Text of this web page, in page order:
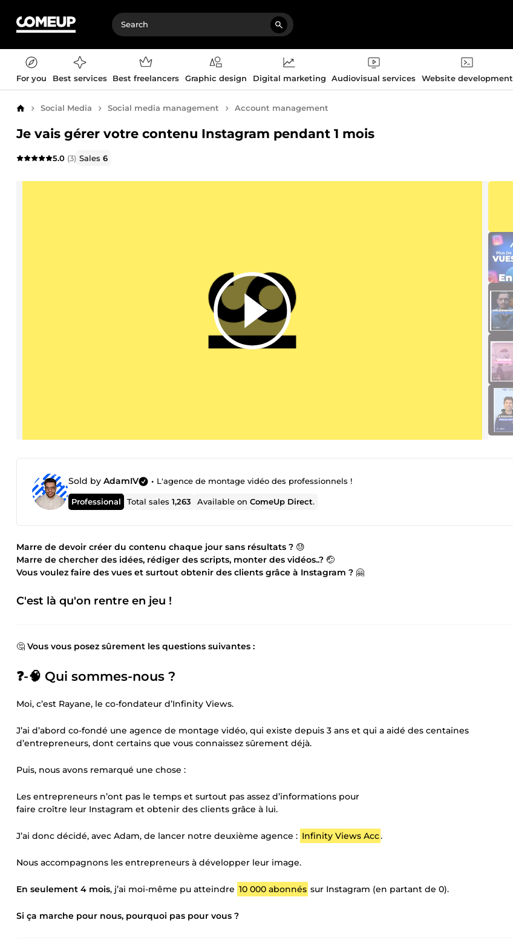
For you Best services Best freelancers Graphic design Digital marketing Audiovisual services Website development
Home Social Media Social media management Account management
Je vais gérer votre contenu Instagram pendant 1 mois
5.0 (3) Sales6
Sold by AdamIV • L'agence de montage vidéo des professionnels !
Professional Total sales1,263 Available onComeUp Direct.
Marre de devoir créer du contenu chaque jour sans résultats ? 😓
Marre de chercher des idées, rédiger des scripts, monter des vidéos..? 🤕
Vous voulez faire des vues et surtout obtenir des clients grâce à Instagram ? 🤗
C'est là qu'on rentre en jeu !
🤔 Vous vous posez sûrement les questions suivantes :
❓-🧠 Qui sommes-nous ?
Moi, c’est Rayane, le co-fondateur d’Infinity Views.
J’ai d’abord co-fondé une agence de montage vidéo, qui existe depuis 3 ans et qui a aidé des centaines
d’entrepreneurs, dont certains que vous connaissez sûrement déjà.
Puis, nous avons remarqué une chose :
Les entrepreneurs n’ont pas le temps et surtout pas assez d’informations pour
faire croître leur Instagram et obtenir des clients grâce à lui.
J’ai donc décidé, avec Adam, de lancer notre deuxième agence : Infinity Views Acc.
Nous accompagnons les entrepreneurs à développer leur image.
En seulement 4 mois, j’ai moi-même pu atteindre 10 000 abonnés sur Instagram (en partant de 0).
Si ça marche pour nous, pourquoi pas pour vous ?